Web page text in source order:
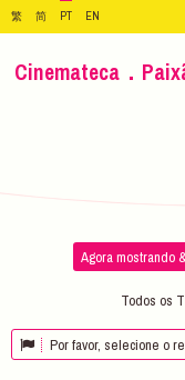
繁 简 PT EN
Cinemateca．
Agora mostrando
Todos os
Por favor, selecione o